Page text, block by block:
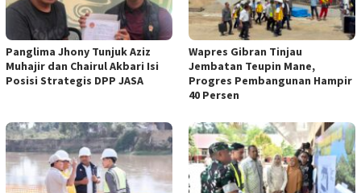
Panglima Jhony Tunjuk Aziz
Muhajir dan Chairul Akbari Isi
Posisi Strategis DPP JASA
Wapres Gibran Tinjau
Jembatan Teupin Mane,
Progres Pembangunan Hampir
40 Persen